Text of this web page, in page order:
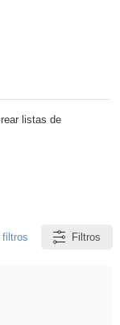
listas de
filtros Filtros